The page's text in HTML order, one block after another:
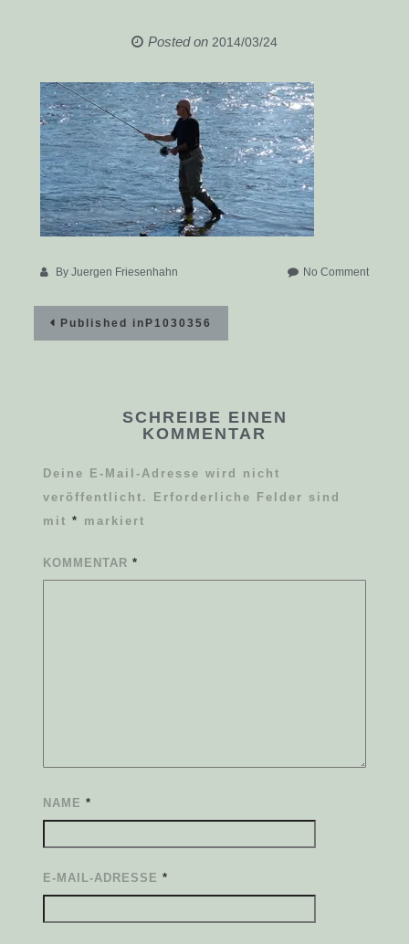
Posted on 2014/03/24
ByJuergen Friesenhahn No Commenton
Beitragsnavigation
Published in P1030356
SCHREIBE EINEN
KOMMENTAR
Deine E-Mail-Adresse wird nicht
veröffentlicht.
Erforderliche Felder sind
mit* markiert
KOMMENTAR*
NAME*
E-MAIL-ADRESSE*